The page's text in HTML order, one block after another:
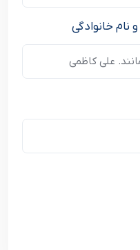
و نام خانوادگی